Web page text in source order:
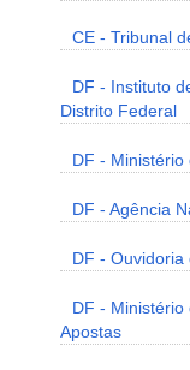
CE - Tribunal
DF - Instituto
Distrito Federal
DF -
DF - Agência
DF - Ouvidoria
DF -
Apostas